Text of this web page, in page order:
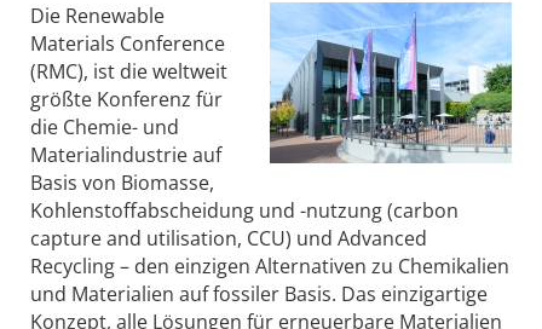
Die Renewable
Materials Conference
(RMC), ist die weltweit
größte Konferenz für
die Chemie- und
Materialindustrie auf
Basis von Biomasse,
Kohlenstoffabscheidung und -nutzung (carbon
capture and utilisation, CCU) und Advanced
Recycling – den einzigen Alternativen zu Chemikalien
und Materialien auf fossiler Basis. Das einzigartige
Konzept, alle Lösungen für erneuerbare Materialien